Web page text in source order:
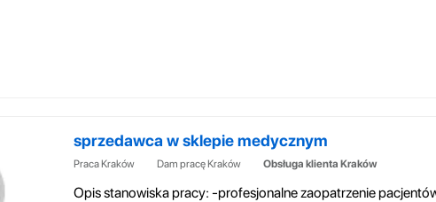
sprzedawca w sklepie medycznym
Praca Kraków Dam pracę Kraków Obsługa klienta Kraków